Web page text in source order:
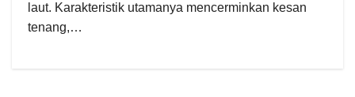
laut. Karakteristik utamanya mencerminkan kesan
tenang,…